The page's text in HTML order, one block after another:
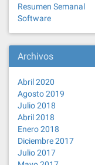
Resumen Semanal
Software
Archivos
Abril 2020
Agosto 2019
Julio 2018
Abril 2018
Enero 2018
Diciembre 2017
Julio 2017